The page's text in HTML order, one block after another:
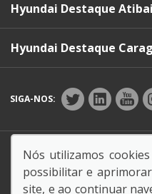
Hyundai Destaque
Hyundai Destaque
SIGA-NOS:
Endereço Matriz: Av.
América - Bragança
Nós utilizamos
possibilitar e
site, e ao continuar